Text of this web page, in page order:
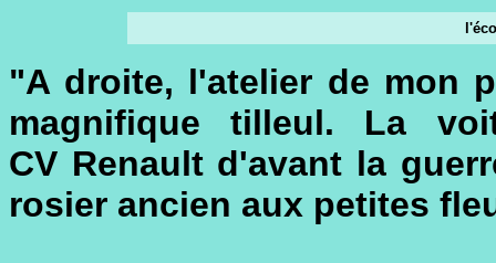
"A droite, l'atelier de mon
magnifique tilleul. La
CV Renault d'avant la
rosier ancien aux petites